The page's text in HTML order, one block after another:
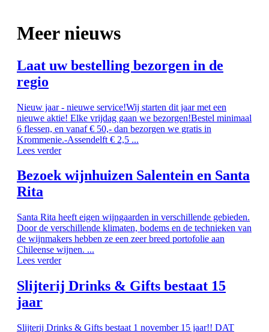
Meer nieuws
Laat uw bestelling bezorgen in de
regio
Nieuw jaar - nieuwe service!Wij starten dit jaar met een
nieuwe aktie! Elke vrijdag gaan we bezorgen!Bestel minimaal
6 flessen, en vanaf € 50,- dan bezorgen we gratis in
Krommenie.-Assendelft € 2,5 ...
Lees verder
Bezoek wijnhuizen Salentein en Santa
Rita
Santa Rita heeft eigen wijngaarden in verschillende gebieden.
Door de verschillende klimaten, bodems en de technieken van
de wijnmakers hebben ze een zeer breed portofolie aan
Chileense wijnen. ...
Lees verder
Slijterij Drinks & Gifts bestaat 15
jaar
Slijterij Drinks & Gifts bestaat 1 november 15 jaar!! DAT